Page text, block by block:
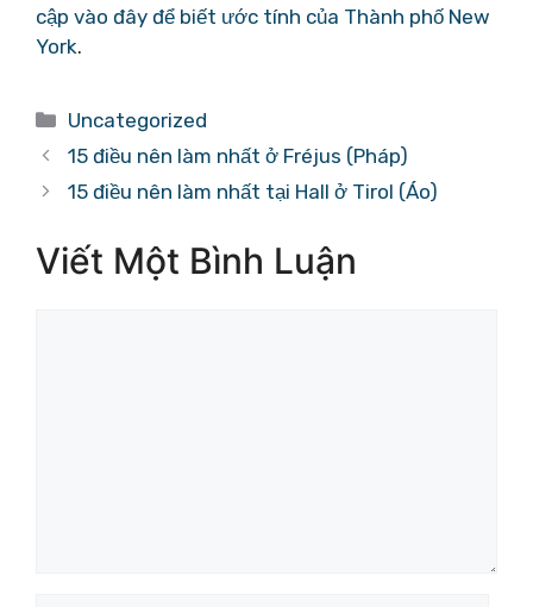
cập vào đây để biết ước tính của Thành phố New
York.
Danh
mục
Uncategorized
15 điều nên làm nhất ở Fréjus (Pháp)
15 điều nên làm nhất tại Hall ở Tirol (Áo)
Viết Một Bình Luận